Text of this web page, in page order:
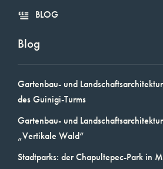
BLOG
Blog
Gartenbau- und
des Guinigi-Turms
Gartenbau- und
„Vertikale Wald“
Stadtparks: der Chapultepec-Park in